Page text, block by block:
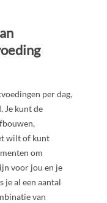
per dag,
Je kunt de
wilt of kunt
om
voor jou en je
je al een aantal
van